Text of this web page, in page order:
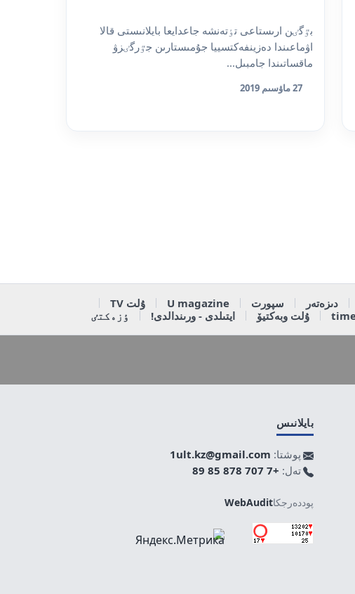
بٷگٸن ارىستاعى تٶتەنشە جاعدايعا بايلانىستى قالا
اۋماعىندا دەزينفەكتسييا جۇمىستارىن جٷرگٸزۋ
ماقساتىندا جامبىل...
27 ماۋسىم 2019
دىزەتەر سپورت U magazine
ۇلت TV
ۇلت وبەكتيۆ ايتىلدى - ورىندالدى! ٶزەكتٸ
بايلانىس
پوشتا: 1ult.kz@gmail.com
تەل: +7 707 878 85 89
پوددەرجكاWebAudit